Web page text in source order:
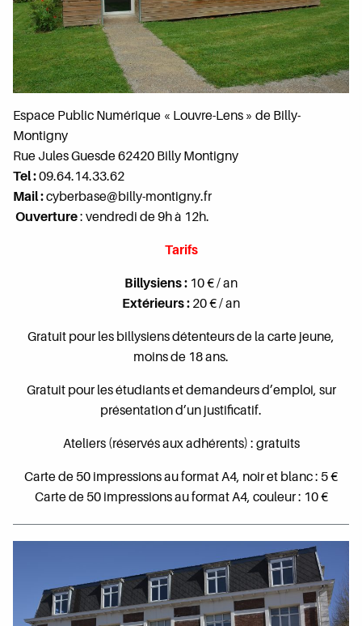
Espace Public Numérique « Louvre-Lens » de Billy-
Montigny
Rue Jules Guesde 62420 Billy Montigny
Tel :09.64.14.33.62
Mail :cyberbase@billy-montigny.fr
Ouverture: vendredi de 9h à 12h.
Tarifs
Billysiens : 10 € / an
Extérieurs : 20 € / an
Gratuit pour les billysiens détenteurs de la carte jeune,
moins de 18 ans.
Gratuit pour les étudiants et demandeurs d’emploi, sur
présentation d’un justificatif.
Ateliers (réservés aux adhérents) : gratuits
Carte de 50 impressions au format A4, noir et blanc : 5 €
Carte de 50 impressions au format A4, couleur : 10 €